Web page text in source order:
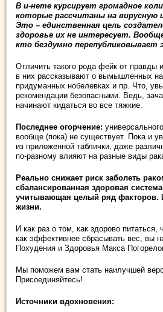
В и-нете курсирует громадное
которые рассчитаны на вирусную
Это – единственная цель
здоровье их не интересует.
кто бездумно перепубликовывает
Отличить такого рода фейк от правды
в них рассказывают о вымышленных
придуманных нобелевках и пр. Что,
рекомендации безопасными. Ведь,
начинают кидаться во все тяжкие.
Последнее огорчение:
вообще (пока) не существует. Пока и
из приложенной таблички, даже
по-разному влияют на разные виды
Реально снижает риск заболеть
сбалансированная здоровая
учитывающая целый ряд факторов.
жизни.
И как раз о том, как здорово
как эффективнее сбрасывать вес, вы
Похудения и Здоровья Макса
Мы поможем вам стать наилучшей
Присоединяйтесь!
Источники вдохновения: